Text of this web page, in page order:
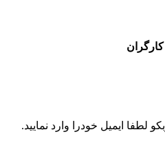
ایمیل خودرا وارد نمایید.